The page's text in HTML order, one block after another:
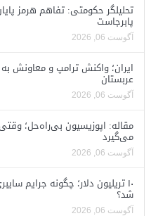
تحلیلگر حکومتی: تفاهم هرمز
پابرجاست
آگوست 06, 2026
ایران؛ واکنش ترامپ و معاونش به
عربستان
آگوست 06, 2026
مقاله: اپوزیسیون بی‌راه‌حل؛
می‌گیرد
آگوست 06, 2026
۱۰ تریلیون دلار؛ چگونه جرایم
شد؟
آگوست 06, 2026